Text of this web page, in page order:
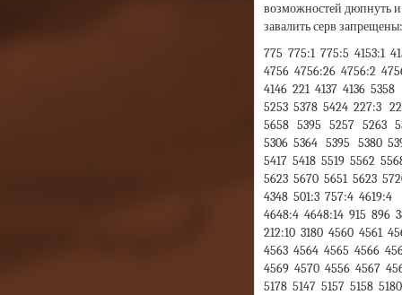
возможностей дюпнуть и
завалить серв запрещены:
775 775:1 775:5 4153:1
4756 4756:26 4756:2
4146 221 4137 4136 5358
5253 5378 5424 227:3
5658 5395 5257 5263
5306 5364 5395 5380
5417 5418 5519 5562
5623 5670 5651 5623
4348 501:3 757:4 4619:4
4648:4 4648:14 915 896
212:10 3180 4560 4561
4563 4564 4565 4566
4569 4570 4556 4567
5178 5147 5157 5158